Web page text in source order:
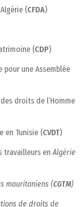
(CFDA)
(CDP)
pour une Assemblée
droits de l’Homme
en Tunisie (CVDT)
travailleurs en Algérie
mauritaniens (CGTM)
de droits de